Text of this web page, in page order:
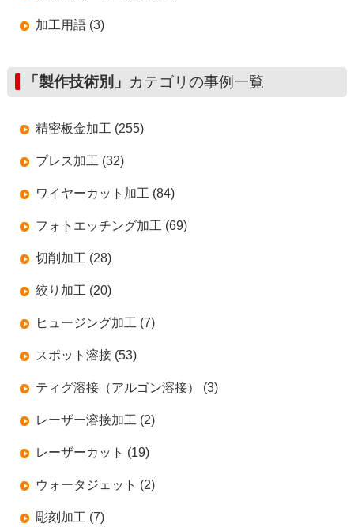
加工用語 (3)
「製作技術別」 カテゴリの事例一覧
精密板金加工 (255)
プレス加工 (32)
ワイヤーカット加工 (84)
フォトエッチング加工 (69)
切削加工 (28)
絞り加工 (20)
ヒュージング加工 (7)
スポット溶接 (53)
ティグ溶接（アルゴン溶接） (3)
レーザー溶接加工 (2)
レーザーカット (19)
ウォータジェット (2)
彫刻加工 (7)